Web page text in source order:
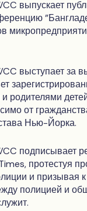
выпускает
выступает за
и родителями
от
Нью-Йорка.
подписывает
протестуя
и призывая
полицией и